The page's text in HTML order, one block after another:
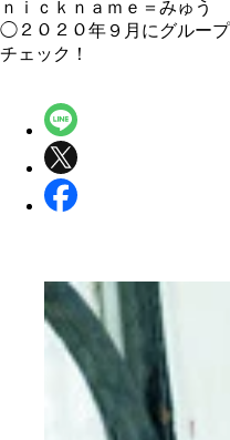
ｎｉｃｋｎａｍｅ＝みゅう
◯２０２０年９月にグルー
チェック！